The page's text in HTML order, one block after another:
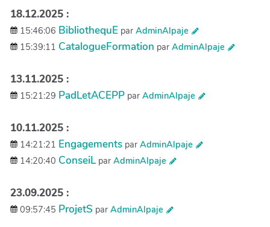
18.12.2025 :
15:46:06 BibliothequE par AdminAlpaje
15:39:11 CatalogueFormation par AdminAlpaje
13.11.2025 :
15:21:29 PadLetACEPP par AdminAlpaje
10.11.2025 :
14:21:21 Engagements par AdminAlpaje
14:20:40 ConseiL par AdminAlpaje
23.09.2025 :
09:57:45 ProjetS par AdminAlpaje